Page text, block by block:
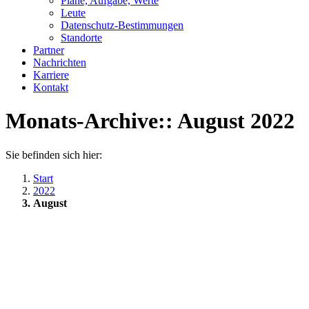
Leute
Datenschutz-Bestimmungen
Standorte
Partner
Nachrichten
Karriere
Kontakt
Monats-Archive:: August 2022
Sie befinden sich hier:
Start
2022
August